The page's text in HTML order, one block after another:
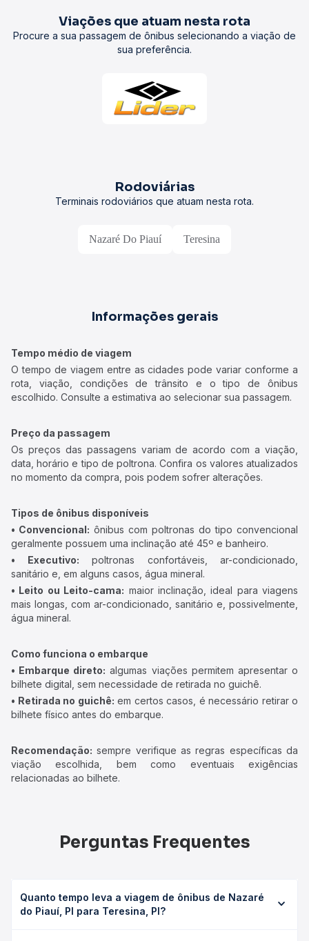
Viações que atuam nesta rota
Procure a sua passagem de ônibus selecionando a viação de
sua preferência.
Rodoviárias
Terminais rodoviários que atuam nesta rota.
Nazaré Do Piauí Teresina
Informações gerais
Tempo médio de viagem
O tempo de viagem entre as cidades pode variar conforme a
rota, viação, condições de trânsito e o tipo de ônibus
escolhido. Consulte a estimativa ao selecionar sua passagem.
Preço da passagem
Os preços das passagens variam de acordo com a viação,
data, horário e tipo de poltrona. Confira os valores atualizados
no momento da compra, pois podem sofrer alterações.
Tipos de ônibus disponíveis
• Convencional: ônibus com poltronas do tipo convencional
geralmente possuem uma inclinação até 45º e banheiro.
• Executivo: poltronas confortáveis, ar-condicionado,
sanitário e, em alguns casos, água mineral.
• Leito ou Leito-cama: maior inclinação, ideal para viagens
mais longas, com ar-condicionado, sanitário e, possivelmente,
água mineral.
Como funciona o embarque
• Embarque direto: algumas viações permitem apresentar o
bilhete digital, sem necessidade de retirada no guichê.
• Retirada no guichê: em certos casos, é necessário retirar o
bilhete físico antes do embarque.
Recomendação: sempre verifique as regras específicas da
viação escolhida, bem como eventuais exigências
relacionadas ao bilhete.
Perguntas Frequentes
Quanto tempo leva a viagem de ônibus de Nazaré
do Piauí, PI para Teresina, PI?